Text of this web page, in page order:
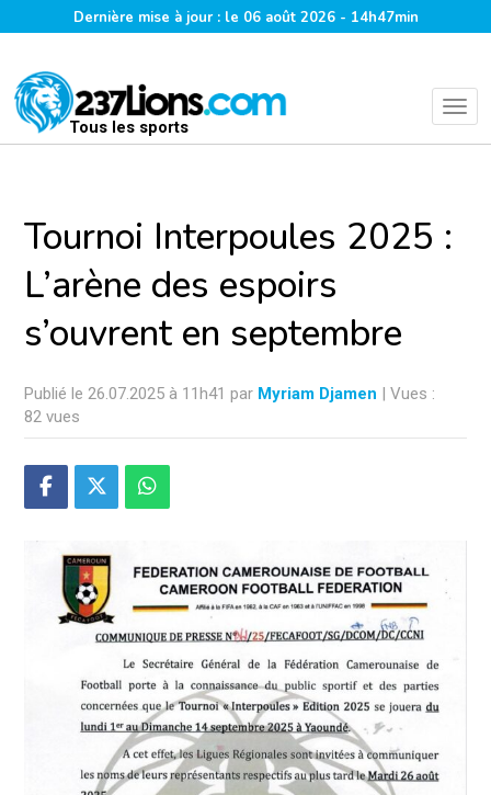
Dernière mise à jour : le 06 août 2026 - 14h47min
Tous les sports
Tournoi Interpoules 2025 :
L’arène des espoirs
s’ouvrent en septembre
Publié le 26.07.2025 à 11h41 par Myriam Djamen | Vues :
82 vues